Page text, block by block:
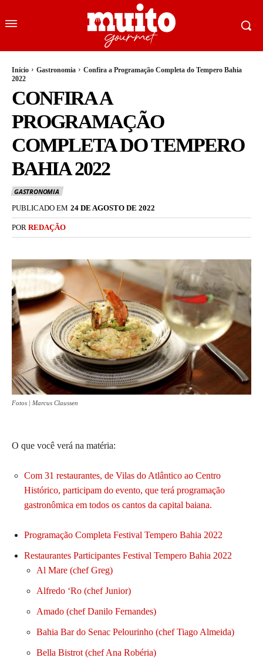
Início Gastronomia
Confira a Programação Completa do Tempero Bahia
2022
CONFIRA A
PROGRAMAÇÃO
COMPLETA DO TEMPERO
BAHIA 2022
GASTRONOMIA
PUBLICADO EM 24 DE AGOSTO DE 2022
POR REDAÇÃO
Fotos | Marcus Claussen
O que você verá na matéria:
Com 31 restaurantes, de Vilas do Atlântico ao Centro
Histórico, participam do evento, que terá programação
gastronômica em todos os cantos da capital baiana.
Programação Completa Festival Tempero Bahia 2022
Restaurantes Participantes Festival Tempero Bahia 2022
Al Mare (chef Greg)
Alfredo ‘Ro (chef Junior)
Amado (chef Danilo Fernandes)
Bahia Bar do Senac Pelourinho (chef Tiago Almeida)
Bella Bistrot (chef Ana Robéria)